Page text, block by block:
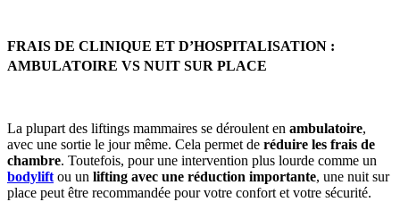
FRAIS DE CLINIQUE ET D’HOSPITALISATION :
AMBULATOIRE VS NUIT SUR PLACE
La plupart des liftings mammaires se déroulent en ambulatoire,
avec une sortie le jour même. Cela permet de réduire les frais de
chambre. Toutefois, pour une intervention plus lourde comme un
bodyliftou un lifting avec une réduction importante, une nuit sur
place peut être recommandée pour votre confort et votre sécurité.